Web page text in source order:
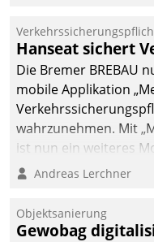
Hanseat sichert
Die Bremer BREBAU
mobile Applikation
wahrzunehmen. Mit
ist nun ein weiteres
Einsatz.
Andreas Lerchner
Objektsanierung
Gewobag